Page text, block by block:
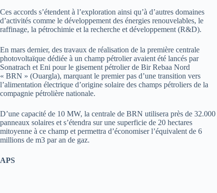
Ces accords s’étendent à l’exploration ainsi qu’à d’autres domaines
d’activités comme le développement des énergies renouvelables, le
raffinage, la pétrochimie et la recherche et développement (R&D).
En mars dernier, des travaux de réalisation de la première centrale
photovoltaïque dédiée à un champ pétrolier avaient été lancés par
Sonatrach et Eni pour le gisement pétrolier de Bir Rebaa Nord
« BRN » (Ouargla), marquant le premier pas d’une transition vers
l’alimentation électrique d’origine solaire des champs pétroliers de la
compagnie pétrolière nationale.
D’une capacité de 10 MW, la centrale de BRN utilisera près de 32.000
panneaux solaires et s’étendra sur une superficie de 20 hectares
mitoyenne à ce champ et permettra d’économiser l’équivalent de 6
millions de m3 par an de gaz.
APS